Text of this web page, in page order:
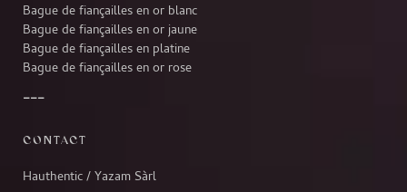
Bague de fiançailles en or blanc
Bague de fiançailles en or jaune
Bague de fiançailles en platine
Bague de fiançailles en or rose
CONTACT
Hauthentic / Yazam Sàrl